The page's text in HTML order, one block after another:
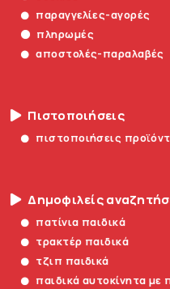
παραγγελίες-αγορές
πληρωμές
αποστολές-παραλαβές
Πιστοποιήσεις
πιστοποιήσεις
Δημοφιλείς
πατίνια παιδικά
τρακτέρ παιδικά
τζιπ παιδικά
παιδικά αυτοκίνητα με